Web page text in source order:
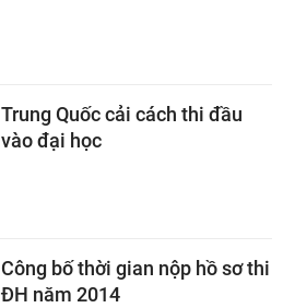
Trung Quốc cải cách thi đầu
vào đại học
Công bố thời gian nộp hồ sơ thi
ĐH năm 2014